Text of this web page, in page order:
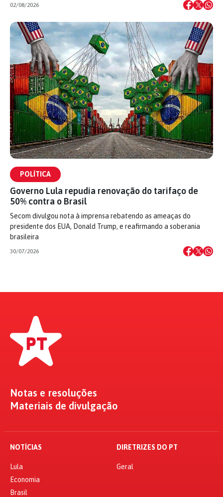
02/08/2026
POLÍTICA
Governo Lula repudia renovação do tarifaço de
50% contra o Brasil
Secom divulgou nota à imprensa rebatendo as ameaças do
presidente dos EUA, Donald Trump, e reafirmando a soberania
brasileira
30/07/2026
Notas e resoluções
Materiais de divulgação
NOTÍCIAS
Lula
Economia
Brasil
DIRETRIZES DO PT
Geral